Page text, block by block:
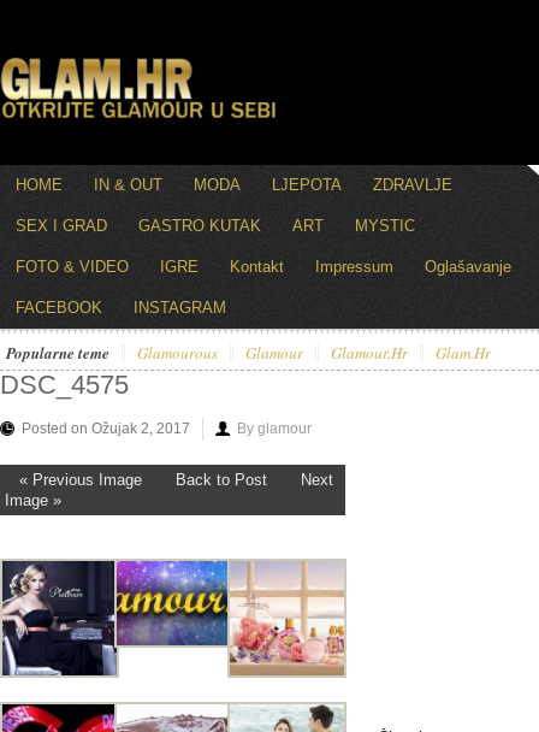
HOME IN & OUT MODA LJEPOTA ZDRAVLJE
SEX I GRAD GASTRO KUTAK ART MYSTIC
FOTO & VIDEO IGRE Kontakt Impressum Oglašavanje
FACEBOOK INSTAGRAM
Popularne teme Glamourous Glamour Glamour.hr Glam.hr
DSC_4575
Posted on Ožujak 2, 2017 By glamour
« Previous Image Back to Post
Next
Image »